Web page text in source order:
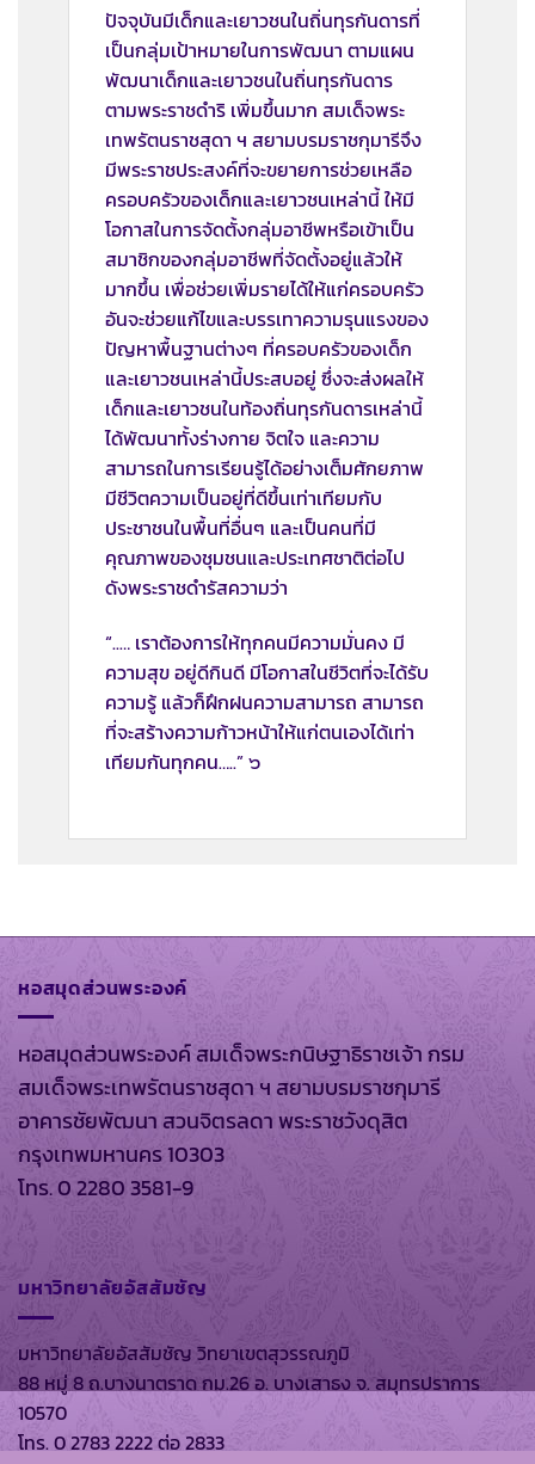
ปัจจุบันมีเด็กและเยาวชนในถิ่นทุรกันดารที่
เป็นกลุ่มเป้าหมายในการพัฒนา ตามแผน
พัฒนาเด็กและเยาวชนในถิ่นทุรกันดาร
ตามพระราชดำริ เพิ่มขึ้นมาก สมเด็จพระ
เทพรัตนราชสุดา ฯ สยามบรมราชกุมารีจึง
มีพระราชประสงค์ที่จะขยายการช่วยเหลือ
ครอบครัวของเด็กและเยาวชนเหล่านี้ ให้มี
โอกาสในการจัดตั้งกลุ่มอาชีพหรือเข้าเป็น
สมาชิกของกลุ่มอาชีพที่จัดตั้งอยู่แล้วให้
มากขึ้น เพื่อช่วยเพิ่มรายได้ให้แก่ครอบครัว
อันจะช่วยแก้ไขและบรรเทาความรุนแรงของ
ปัญหาพื้นฐานต่างๆ ที่ครอบครัวของเด็ก
และเยาวชนเหล่านี้ประสบอยู่ ซึ่งจะส่งผลให้
เด็กและเยาวชนในท้องถิ่นทุรกันดารเหล่านี้
ได้พัฒนาทั้งร่างกาย จิตใจ และความ
สามารถในการเรียนรู้ได้อย่างเต็มศักยภาพ
มีชีวิตความเป็นอยู่ที่ดีขึ้นเท่าเทียมกับ
ประชาชนในพื้นที่อื่นๆ และเป็นคนที่มี
คุณภาพของชุมชนและประเทศชาติต่อไป
ดังพระราชดำรัสความว่า
“..… เราต้องการให้ทุกคนมีความมั่นคง มี
ความสุข อยู่ดีกินดี มีโอกาสในชีวิตที่จะได้รับ
ความรู้ แล้วก็ฝึกฝนความสามารถ สามารถ
ที่จะสร้างความก้าวหน้าให้แก่ตนเองได้เท่า
เทียมกันทุกคน…..” ๖
หอสมุดส่วนพระองค์
หอสมุดส่วนพระองค์ สมเด็จพระกนิษฐาธิราชเจ้า กรม
สมเด็จพระเทพรัตนราชสุดา ฯ สยามบรมราชกุมารี
อาคารชัยพัฒนา สวนจิตรลดา พระราชวังดุสิต
กรุงเทพมหานคร 10303
โทร. 0 2280 3581-9
มหาวิทยาลัยอัสสัมชัญ
มหาวิทยาลัยอัสสัมชัญ วิทยาเขตสุวรรณภูมิ
88 หมู่ 8 ถ.บางนาตราด กม.26 อ. บางเสาธง จ. สมุทรปราการ
10570
โทร. 0 2783 2222 ต่อ 2833